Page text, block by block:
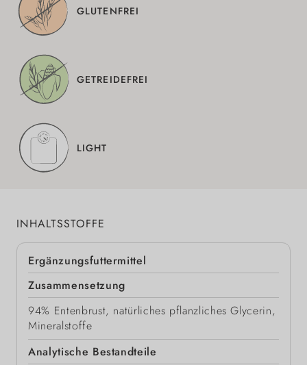
GLUTENFREI
GETREIDEFREI
LIGHT
INHALTSSTOFFE
Ergänzungsfuttermittel
Zusammensetzung
94% Entenbrust, natürliches pflanzliches Glycerin,
Mineralstoffe
Analytische Bestandteile